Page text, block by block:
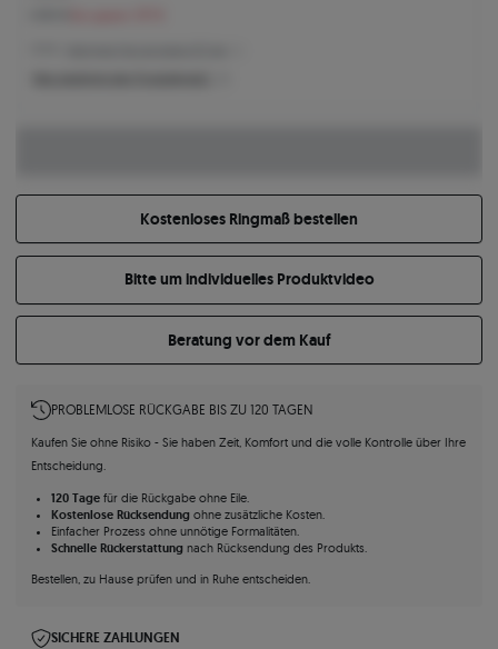
Kostenloses Ringmaß bestellen
Bitte um individuelles Produktvideo
Beratung vor dem Kauf
PROBLEMLOSE RÜCKGABE BIS ZU 120 TAGEN
Kaufen Sie ohne Risiko - Sie haben Zeit, Komfort und die volle Kontrolle über Ihre
Entscheidung.
120 Tagefür die Rückgabe ohne Eile.
Kostenlose Rücksendungohne zusätzliche Kosten.
Einfacher Prozess ohne unnötige Formalitäten.
Schnelle Rückerstattungnach Rücksendung des Produkts.
Bestellen, zu Hause prüfen und in Ruhe entscheiden.
SICHERE ZAHLUNGEN